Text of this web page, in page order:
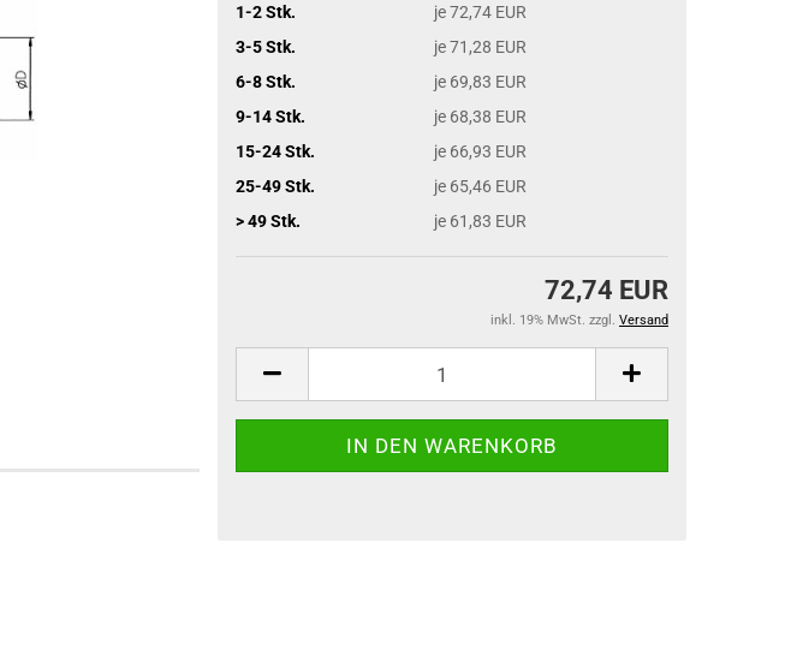
1-2 Stk.
je 72,74 EUR
3-5 Stk.
je 71,28 EUR
6-8 Stk.
je 69,83 EUR
9-14 Stk.
je 68,38 EUR
15-24 Stk.
je 66,93 EUR
25-49 Stk.
je 65,46 EUR
> 49 Stk.
je 61,83 EUR
72,74 EUR
inkl. 19% MwSt. zzgl. Versand